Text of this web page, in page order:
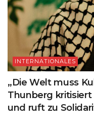
INTERNATIONALES
„Die Welt muss
Thunberg
und ruft zu